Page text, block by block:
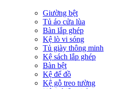
Giường bệt
Tủ áo cửa lùa
Bàn lắp ghép
Kệ lò vi sóng
Tủ giày thông minh
Kệ sách lắp ghép
Bàn bệt
Kệ để đồ
Kệ gỗ treo tường